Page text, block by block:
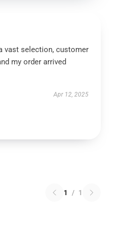
vast selection, customer
my order arrived
Apr 12, 2025
1 / 1